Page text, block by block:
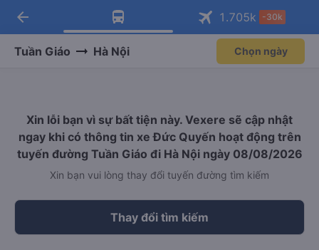
Tải app Vexere ngay!
Nhận ưu đãi thành viên độc
Mở app
Tải app Vexere
-30k/ghế khi đặt vé máy bay qua
Mở app
arrow_back 1.705k -30k
Tuần Giáo Hà Nội Chọn ngày
Xin lỗi bạn vì sự bất tiện này. Vexere sẽ cập nhật
ngay khi có thông tin xe Đức Quyến hoạt động trên
tuyến đường Tuần Giáo đi Hà Nội ngày 08/08/2026
Xin bạn vui lòng thay đổi tuyến đường tìm kiếm
Thay đổi tìm kiếm